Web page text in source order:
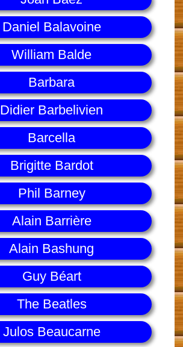
Daniel Balavoine
William Balde
Barbara
Didier Barbelivien
Barcella
Brigitte Bardot
Phil Barney
Alain Barrière
Alain Bashung
Guy Béart
The Beatles
Julos Beaucarne